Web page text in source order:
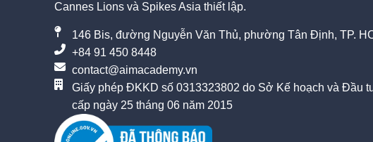
Cannes Lions và Spikes Asia thiết lập.
146 Bis, đường Nguyễn Văn Thủ, phường Tân Định, TP.
+84 91 450 8448
contact@aimacademy.vn
Giấy phép ĐKKD số 0313323802 do Sở Kế hoạch và Đầu
cấp ngày 25 tháng 06 năm 2015